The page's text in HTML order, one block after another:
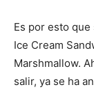
Es por esto
Ice Cream
Marshmallow.
salir, ya se ha